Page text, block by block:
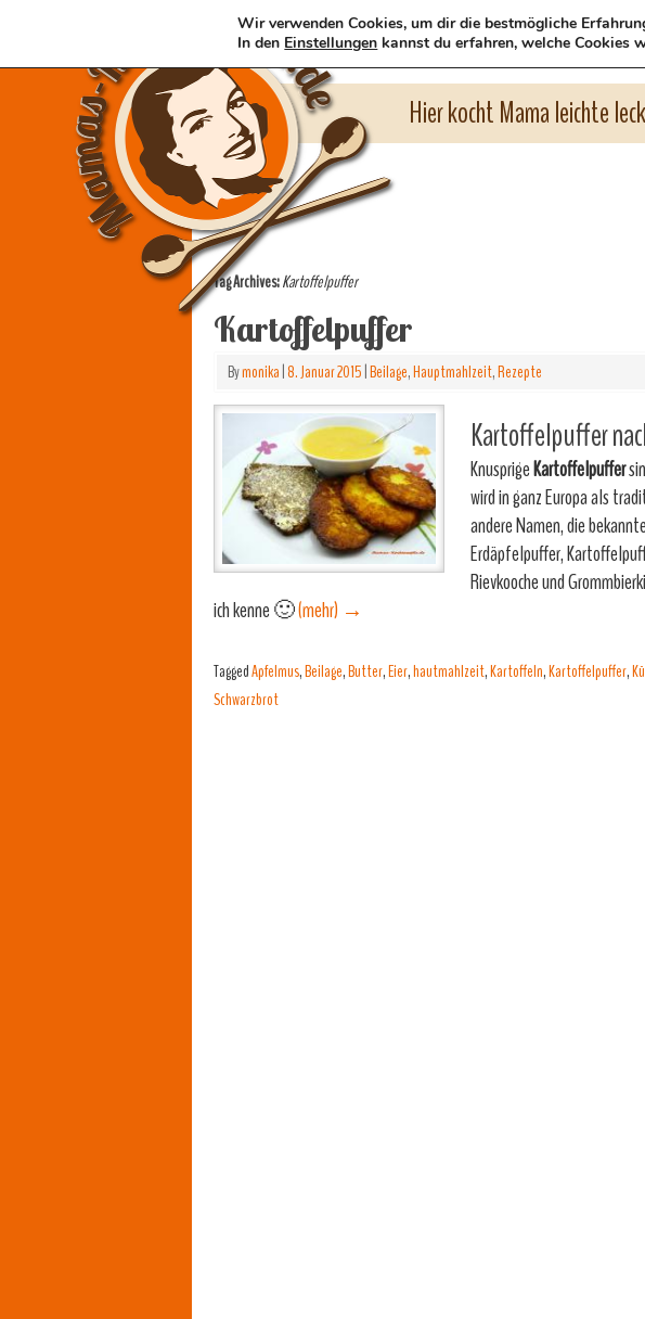
Hier kocht Mama leichte
Tag Archives:Kartoffelpuffer
Kartoffelpuffer
Bymonika|8. Januar 2015|Beilage,Hauptmahlzeit,Rezepte
Kartoffelpuffer
KnusprigeKartoffelpuffer
wird in ganz Europa als
andere Namen, die
Erdäpfelpuffer,
Rievkooche und
ich kenne 🙂(mehr) →
TaggedApfelmus,Beilage,Butter,Eier,hautmahlzeit,Kartoffeln,Kartoffelpuffer,
Schwarzbrot
Wir verwenden Cookies, um dir die bestmögliche
In den Einstellungen kannst du erfahren, welche Cookies